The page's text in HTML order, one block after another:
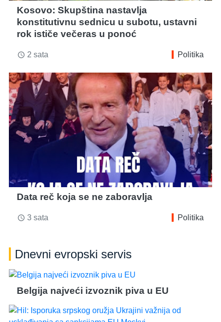
Kosovo: Skupština nastavlja
konstitutivnu sednicu u subotu, ustavni
rok ističe večeras u ponoć
access_time 2 sata Politika
Data reč koja se ne zaboravlja
access_time 3 sata Politika
Dnevni evropski servis
Belgija najveći izvoznik piva u EU